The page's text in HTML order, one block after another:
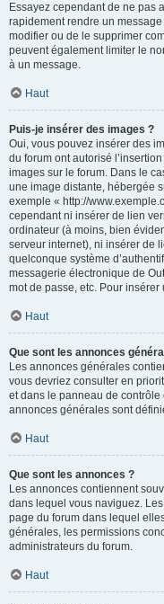
Essayez cependant de ne pas
rapidement rendre un
modifier ou de le supprimer
peuvent également limiter le
à un message.
Haut
Puis-je insérer des images ?
Oui, vous pouvez insérer des
du forum ont autorisé
images sur le forum. Dans le
une image distante, hébergée
exemple « http://
cependant ni insérer de lien
ordinateur (à moins, bien
serveur internet), ni insérer de
quelconque système
messagerie électronique de
mot de passe, etc. Pour
Haut
Que sont les annonces
Les annonces générales
vous devriez consulter en
et dans le panneau de contrôle
annonces générales sont
Haut
Que sont les annonces ?
Les annonces contiennent
dans lequel vous naviguez.
page du forum dans lequel
générales, les permissions
administrateurs du forum.
Haut